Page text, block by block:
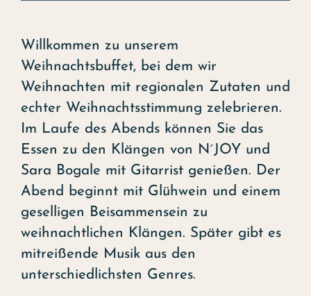
Willkommen zu unserem
Weihnachtsbuffet, bei dem wir
Weihnachten mit regionalen Zutaten und
echter Weihnachtsstimmung zelebrieren.
Im Laufe des Abends können Sie das
Essen zu den Klängen von N´JOY und
Sara Bogale mit Gitarrist genießen. Der
Abend beginnt mit Glühwein und einem
geselligen Beisammensein zu
weihnachtlichen Klängen. Später gibt es
mitreißende Musik aus den
unterschiedlichsten Genres.